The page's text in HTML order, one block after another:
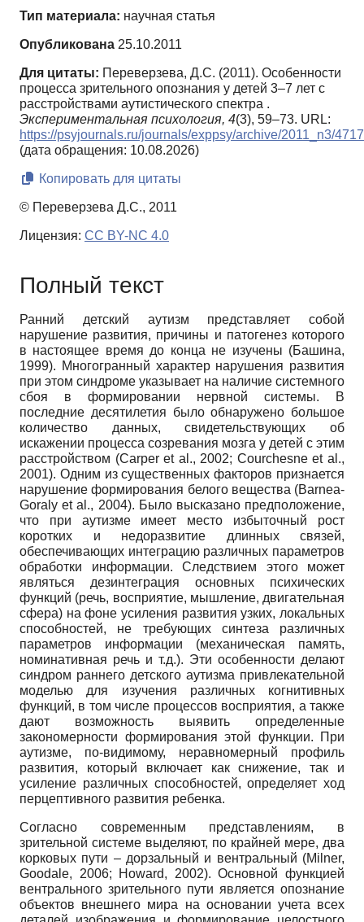
Тип материала: научная статья
Опубликована 25.10.2011
Для цитаты: Переверзева, Д.С. (2011). Особенности
процесса зрительного опознания у детей 3–7 лет с
расстройствами аутистического спектра .
Экспериментальная психология, 4(3), 59–73. URL:
https://psyjournals.ru/journals/exppsy/archive/2011_n3/
(дата обращения: 10.08.2026)
Копировать для цитаты
© Переверзева Д.С., 2011
Лицензия: CC BY-NC 4.0
Полный текст
Ранний детский аутизм представляет собой
нарушение развития, причины и патогенез которого
в настоящее время до конца не изучены (Башина,
1999). Многогранный характер нарушения развития
при этом синдроме указывает на наличие системного
сбоя в формировании нервной системы. В
последние десятилетия было обнаружено большое
количество данных, свидетельствующих об
искажении процесса созревания мозга у детей с этим
расстройством (Carper et al., 2002; Courchesne et al.,
2001). Одним из существенных факторов признается
нарушение формирования белого вещества (Barnea-
Goraly et al., 2004). Было высказано предположение,
что при аутизме имеет место избыточный рост
коротких и недоразвитие длинных связей,
обеспечивающих интеграцию различных параметров
обработки информации. Следствием этого может
являться дезинтеграция основных психических
функций (речь, восприятие, мышление, двигательная
сфера) на фоне усиления развития узких, локальных
способностей, не требующих синтеза различных
параметров информации (механическая память,
номинативная речь и т.д.). Эти особенности делают
синдром раннего детского аутизма привлекательной
моделью для изучения различных когнитивных
функций, в том числе процессов восприятия, а также
дают возможность выявить определенные
закономерности формирования этой функции. При
аутизме, по-видимому, неравномерный профиль
развития, который включает как снижение, так и
усиление различных способностей, определяет ход
перцептивного развития ребенка.
Согласно современным представлениям, в
зрительной системе выделяют, по крайней мере, два
корковых пути – дорзальный и вентральный (Milner,
Goodale, 2006; Howard, 2002). Основной функцией
вентрального зрительного пути является опознание
объектов внешнего мира на основании учета всех